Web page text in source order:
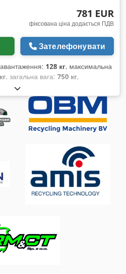
781 EUR
фіксована ціна додається ПДВ
Зателефонувати
128 кг, максимальна
, загальна вага: 750 кг,
, довжина вантажного відсіку:
відсіку:1 256 мм, висота
, об’єм вантажного відсіку:0,7 м³
, колісна база:155 мм, колір:
2023, Обладнання: